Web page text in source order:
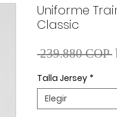
Uniforme
Classic
239.880 COP
Talla Jersey *
Elegir